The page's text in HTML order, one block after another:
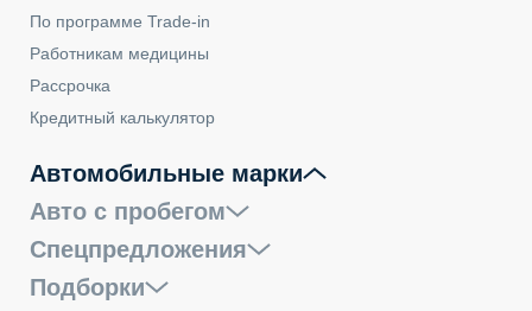
По программе Trade-in
Работникам медицины
Рассрочка
Кредитный калькулятор
Автомобильные марки
Авто с пробегом
Спецпредложения
Подборки